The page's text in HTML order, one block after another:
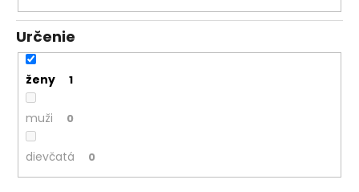
Určenie
ženy 1
muži 0
dievčatá 0